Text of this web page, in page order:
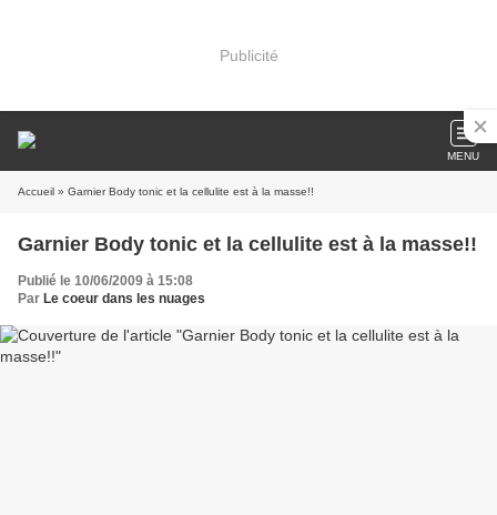
Publicité
MENU
Accueil » Garnier Body tonic et la cellulite est à la masse!!
Garnier Body tonic et la cellulite est à la masse!!
Publié le 10/06/2009 à 15:08
Par Le coeur dans les nuages